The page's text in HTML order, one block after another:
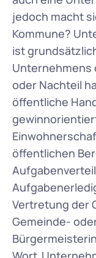
jedoch macht
Kommune?
ist
Unternehmens
oder Nachteil
öffentliche
öffentlichen
Vertretung der
Gemeinde-